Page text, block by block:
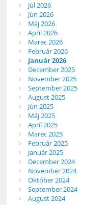
Júl 2026
Jún 2026
Máj 2026
Apríl 2026
Marec 2026
Február 2026
Január 2026
December 2025
November 2025
September 2025
August 2025
Jún 2025
Máj 2025
Apríl 2025
Marec 2025
Február 2025
Január 2025
December 2024
November 2024
Október 2024
September 2024
August 2024